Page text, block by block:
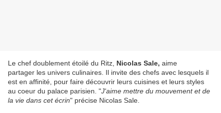
Le chef doublement étoilé du Ritz, Nicolas Sale, aime
partager les univers culinaires. Il invite des chefs avec lesquels il
est en affinité, pour faire découvrir leurs cuisines et leurs styles
au coeur du palace parisien. ​​​​​"J'aime mettre du mouvement et de
la vie dans cet écrin" précise Nicolas Sale.